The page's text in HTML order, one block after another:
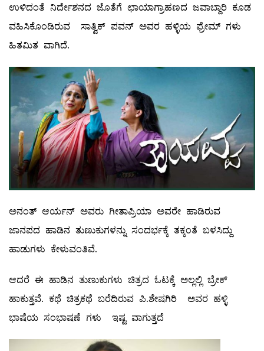
ಉಳಿದಂತೆ ನಿರ್ದೇಶನದ ಜೊತೆಗೆ ಛಾಯಾಗ್ರಾಹಣದ ಜವಾಬ್ದಾರಿ ಕೂಡ
ವಹಿಸಿಕೊಂಡಿರುವ ಸಾತ್ವಿಕ್ ಪವನ್ ಅವರ ಹಳ್ಳಿಯ ಫ್ರೇಮ್ ಗಳು
ಹಿತಮಿತ ವಾಗಿದೆ.
ಅನಂತ್ ಆರ್ಯನ್ ಅವರು ಗೀತಾಪ್ರಿಯಾ ಅವರೇ ಹಾಡಿರುವ
ಜಾನಪದ ಹಾಡಿನ ತುಣುಕುಗಳನ್ನು ಸಂದರ್ಭಕ್ಕೆ ತಕ್ಕಂತೆ ಬಳಸಿದ್ದು
ಹಾಡುಗಳು ಕೇಳುವಂತಿವೆ.
ಆದರೆ ಈ ಹಾಡಿನ ತುಣುಕುಗಳು ಚಿತ್ರದ ಓಟಕ್ಕೆ ಅಲ್ಲಲ್ಲಿ ಬ್ರೇಕ್
ಹಾಕುತ್ತವೆ. ಕಥೆ ಚಿತ್ರಕಥೆ ಬರೆದಿರುವ ಪಿ.ಶೇಷಗಿರಿ ಅವರ ಹಳ್ಳಿ
ಭಾಷೆಯ ಸಂಭಾಷಣೆ ಗಳು ಇಷ್ಟ ವಾಗುತ್ತದೆ